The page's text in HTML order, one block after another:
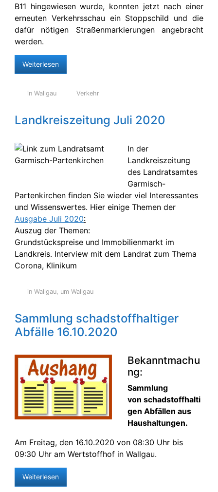
B11 hingewiesen wurde, konnten jetzt nach einer
erneuten Verkehrsschau ein Stoppschild und die
dafür nötigen Straßenmarkierungen angebracht
werden.
Weiterlesen
in Wallgau Verkehr
Landkreiszeitung Juli 2020
In der
Landkreiszeitung
des Landratsamtes
Garmisch-
Partenkirchen finden Sie wieder viel Interessantes
und Wissenswertes. Hier einige Themen der
Ausgabe Juli 2020:
Auszug der Themen:
Grundstückspreise und Immobilienmarkt im
Landkreis. Interview mit dem Landrat zum Thema
Corona, Klinikum
in Wallgau, um Wallgau
Sammlung schadstoffhaltiger
Abfälle 16.10.2020
Bekanntmachu
ng:
Sammlung
von schadstoffhalti
gen Abfällen aus
Haushaltungen.
Am Freitag, den 16.10.2020 von 08:30 Uhr bis
09:30 Uhr am Wertstoffhof in Wallgau.
Weiterlesen